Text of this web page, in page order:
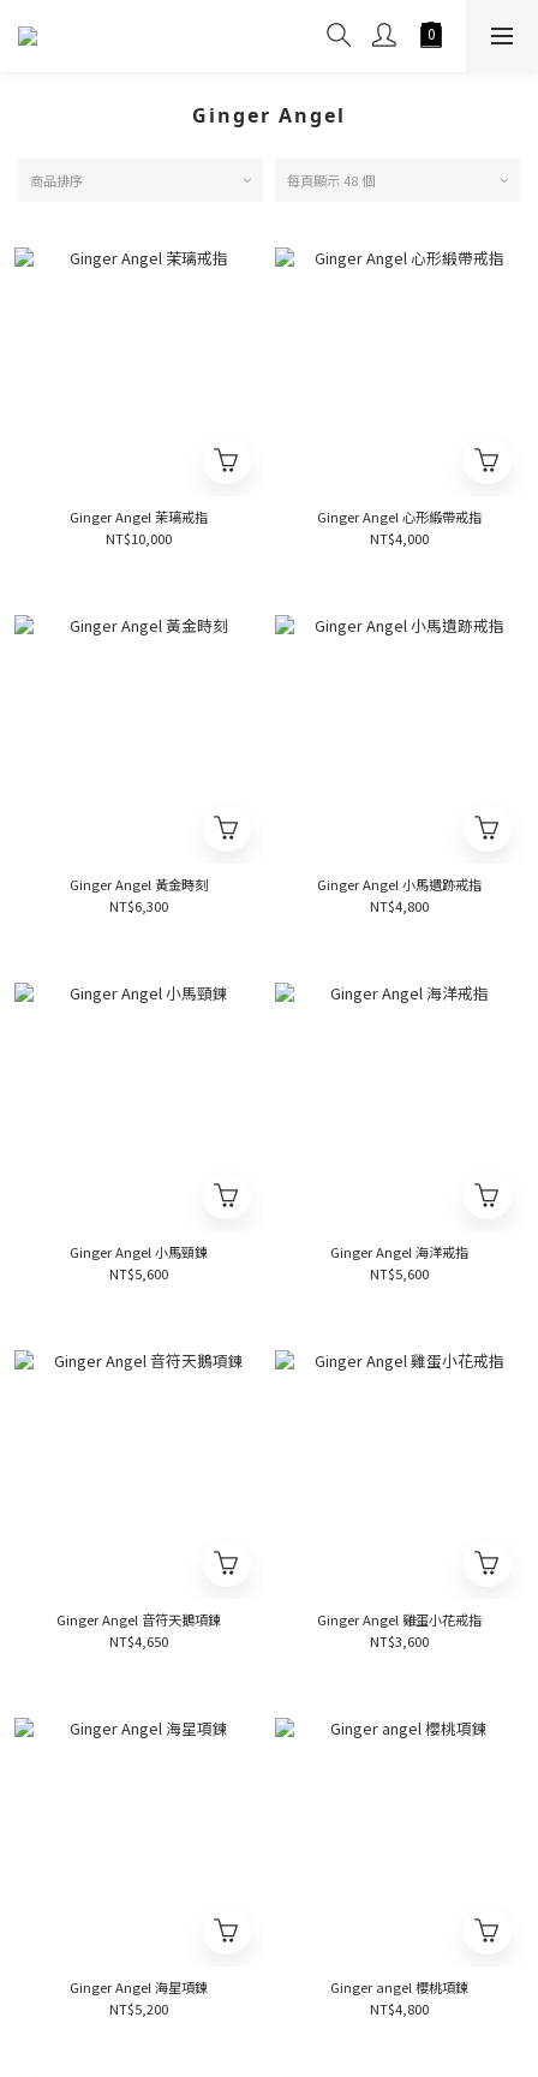
Ginger Angel
商品排序 每頁顯示 48 個
Ginger Angel 茉璃戒指
NT$10,000
Ginger Angel 心形緞帶戒指
NT$4,000
Ginger Angel 黃金時刻
NT$6,300
Ginger Angel 小馬遺跡戒指
NT$4,800
Ginger Angel 小馬頸鍊
NT$5,600
Ginger Angel 海洋戒指
NT$5,600
Ginger Angel 音符天鵝項鍊
NT$4,650
Ginger Angel 雞蛋小花戒指
NT$3,600
Ginger Angel 海星項鍊
NT$5,200
Ginger angel 櫻桃項鍊
NT$4,800